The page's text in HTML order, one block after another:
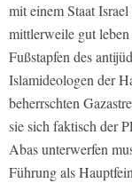
mit einem Staat
mittlerweile gut
Fußstapfen des
Islamideologen der
beherrschten
sie sich faktisch der
Abas unterwerfen
Führung als